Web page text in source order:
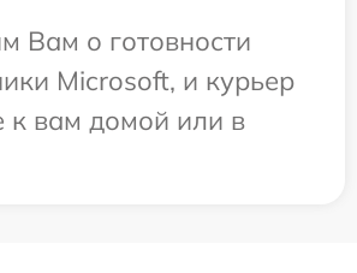
Вам о готовности
Microsoft, и курьер
к вам домой или в